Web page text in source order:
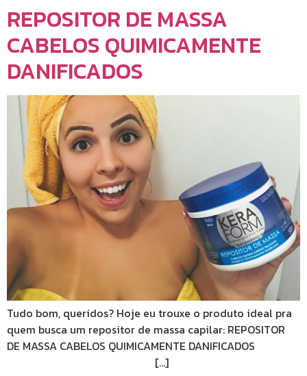
REPOSITOR DE MASSA
CABELOS QUIMICAMENTE
DANIFICADOS
Tudo bom, queridos? Hoje eu trouxe o produto ideal pra
quem busca um repositor de massa capilar: REPOSITOR
DE MASSA CABELOS QUIMICAMENTE DANIFICADOS
[…]